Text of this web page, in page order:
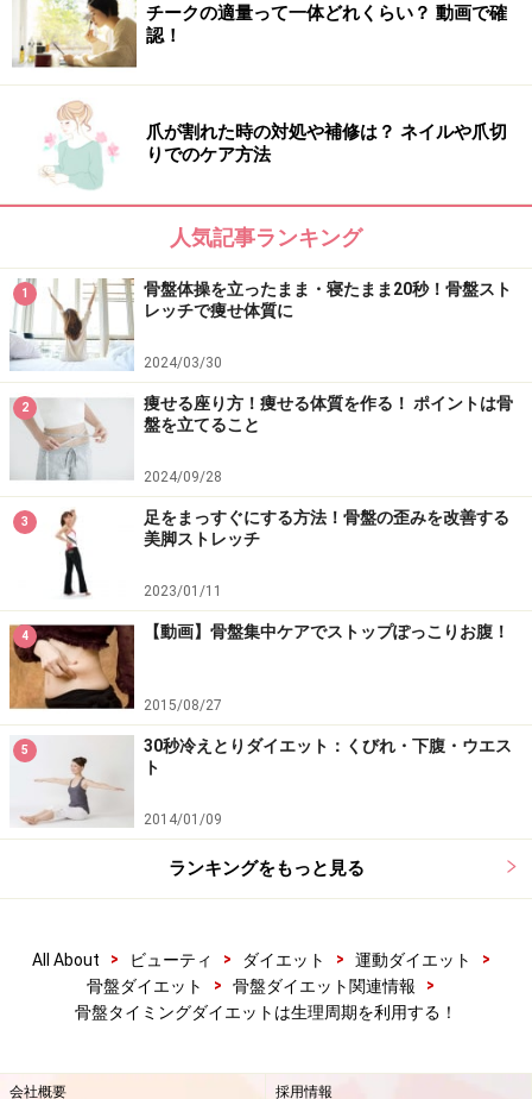
チークの適量って一体どれくらい？ 動画で確
認！
爪が割れた時の対処や補修は？ ネイルや爪切
りでのケア方法
人気記事ランキング
1
骨盤体操を立ったまま・寝たまま20秒！骨盤スト
レッチで痩せ体質に
2024/03/30
2
痩せる座り方！痩せる体質を作る！ ポイントは骨
盤を立てること
2024/09/28
3
足をまっすぐにする方法！骨盤の歪みを改善する
美脚ストレッチ
2023/01/11
4 【動画】骨盤集中ケアでストップぽっこりお腹！
2015/08/27
5
30秒冷えとりダイエット：くびれ・下腹・ウエス
ト
2014/01/09
ランキングをもっと見る
All About > ビューティ > ダイエット > 運動ダイエット
>
骨盤ダイエット
> 骨盤ダイエット関連情報
>
骨盤タイミングダイエットは生理周期を利用する！
会社概要 採用情報